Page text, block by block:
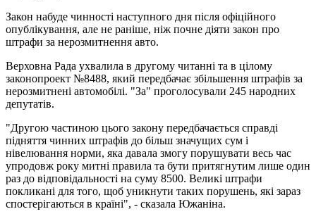
Закон набуде чинності наступного дня після офіційного
опублікування, але не раніше, ніж почне діяти закон про
штрафи за нерозмитнення авто.
Верховна Рада ухвалила в другому читанні та в цілому
законопроект №8488, який передбачає збільшення штрафів за
нерозмитнені автомобілі. "За" проголосували 245 народних
депутатів.
"Другою частиною цього закону передбачається справді
підняття чинних штрафів до більш значущих сум і
нівелювання норми, яка давала змогу порушувати весь час
упродовж року митні правила та бути притягнутим лише один
раз до відповідальності на суму 8500. Великі штрафи
покликані для того, щоб уникнути таких порушень, які зараз
спостерігаються в країні", - сказала Южаніна.